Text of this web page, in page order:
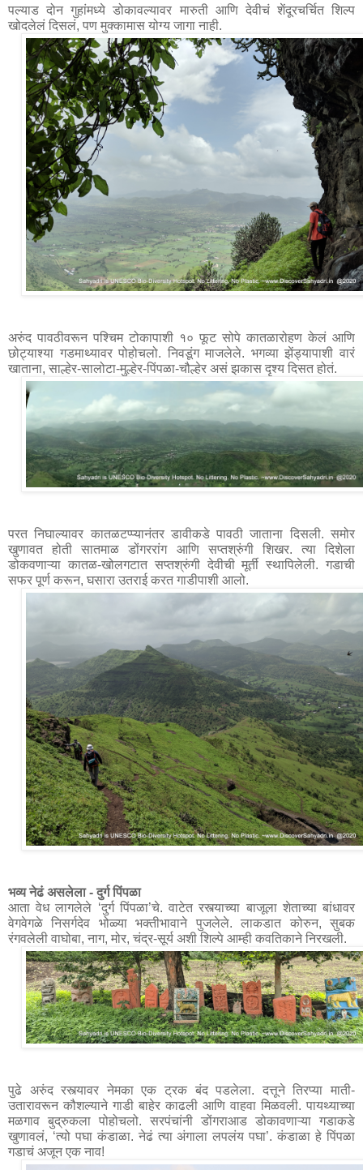
पल्याड दोन गुहांमध्ये डोकावल्यावर मारुती आणि देवीचं शेंदूरचर्चित शिल्प
अरुंद पावठीवरून पश्चिम टोकापाशी १० फूट सोपे कातळारोहण केलं आणि
छोट्याश्या गडमाथ्यावर पोहोचलो. निवडूंग माजलेले. भगव्या झेंड्यापाशी वारं
परत निघाल्यावर कातळटप्प्यानंतर डावीकडे पावठी जाताना दिसली. समोर
खुणावत होती सातमाळ डोंगररांग आणि सप्तश्रुंगी शिखर. त्या दिशेला
डोकवणाऱ्या कातळ-खोलगटात सप्तश्रुंगी देवीची मूर्ती स्थापिलेली. गडाची
भव्य नेढं असलेला - दुर्ग पिंपळा
आता वेध लागलेले ‘दुर्ग पिंपळा’चे. वाटेत रस्त्याच्या बाजूला शेताच्या बांधावर
वेगवेगळे निसर्गदेव भोळ्या भक्तीभावाने पुजलेले. लाकडात कोरुन, सुबक
पुढे अरुंद रस्त्यावर नेमका एक ट्रक बंद पडलेला. दत्तूने तिरप्या माती-
उतारावरून कौशल्याने गाडी बाहेर काढली आणि वाहवा मिळवली. पायथ्याच्या
मळगाव बुद्रुकला पोहोचलो. सरपंचांनी डोंगराआड डोकावणाऱ्या गडाकडे
खुणावलं, ‘त्यो पघा कंडाळा. नेढं त्या अंगाला लपलंय पघा’. कंडाळा हे पिंपळा